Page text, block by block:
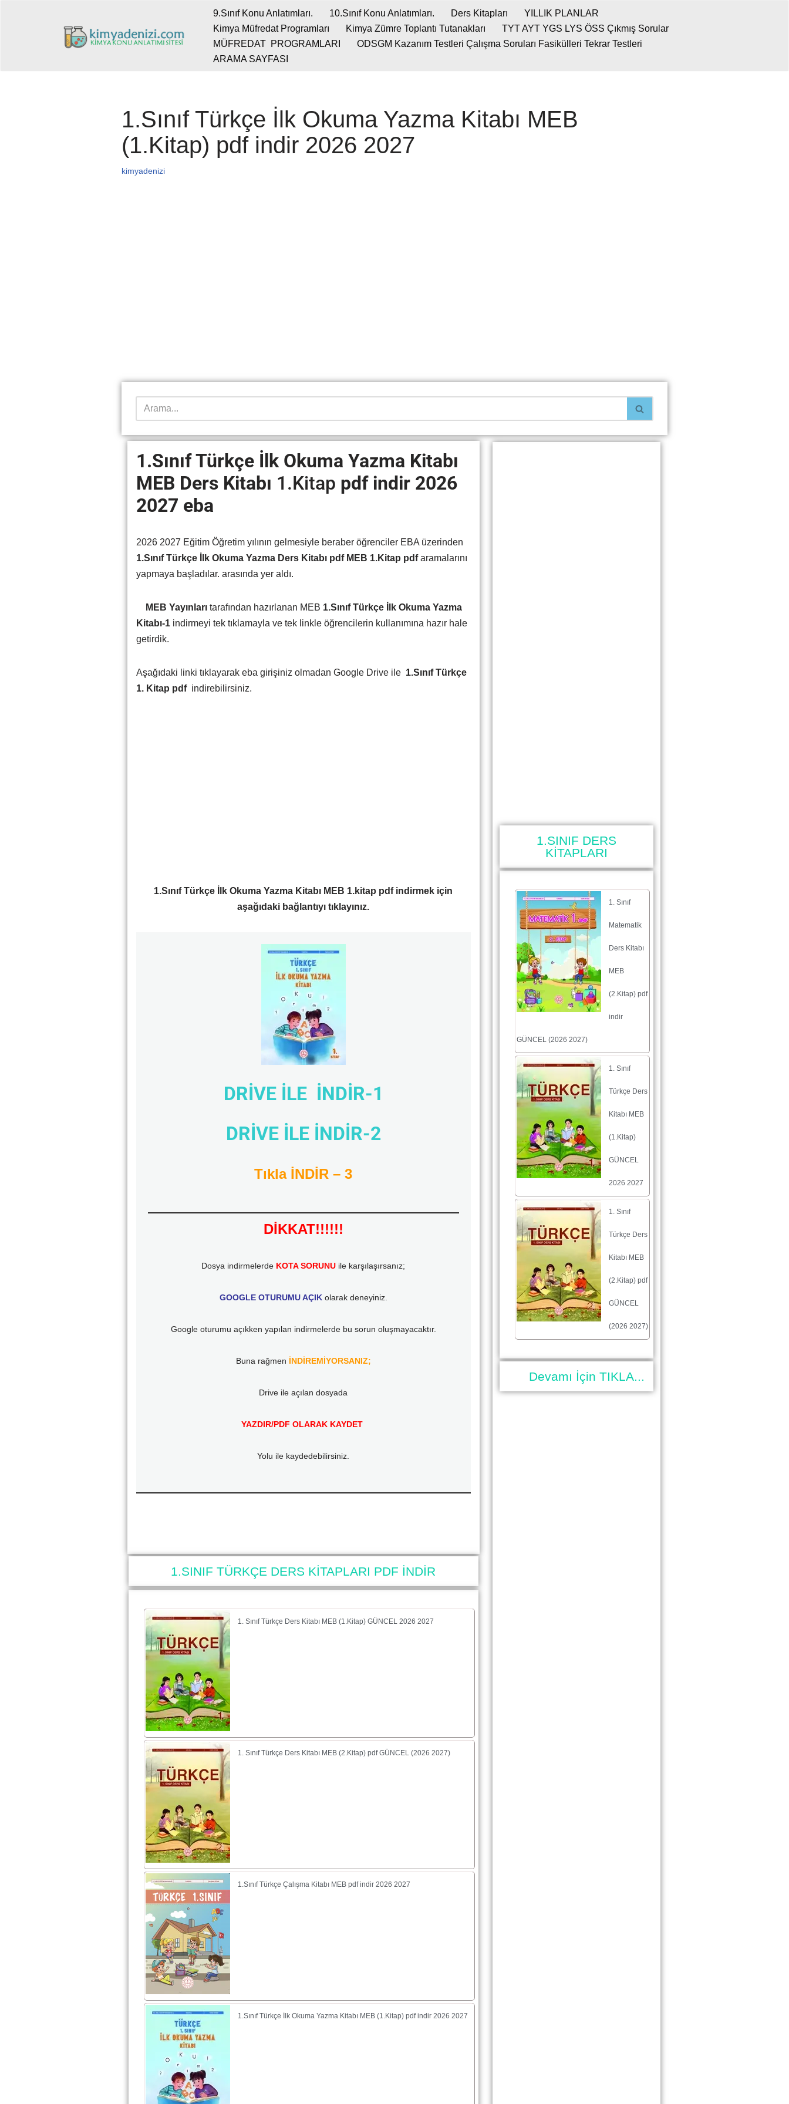
9.Sınıf Konu Anlatımları. 10.Sınıf Konu Anlatımları. Ders Kitapları
YILLIK PLANLAR
Kimya Müfredat Programları
Kimya Zümre Toplantı Tutanakları
TYT AYT YGS LYS ÖSS Çıkmış Sorular
MÜFREDAT PROGRAMLARI
ODSGM Kazanım Testleri Çalışma Soruları Fasikülleri Tekrar Testleri
ARAMA SAYFASI
1.Sınıf Türkçe İlk Okuma Yazma Kitabı MEB
(1.Kitap) pdf indir 2026 2027
kimyadenizi
1.Sınıf Türkçe İlk Okuma Yazma Kitabı
MEB Ders Kitabı 1.Kitap pdf indir 2026
2027 eba
2026 2027 Eğitim Öğretim yılının gelmesiyle beraber öğrenciler EBA üzerinden
1.Sınıf Türkçe İlk Okuma Yazma Ders Kitabı pdfMEB 1.Kitap pdfaramalarını
yapmaya başladılar. arasında yer aldı.
MEB Yayınlarıtarafından hazırlanan MEB 1.Sınıf Türkçe İlk Okuma Yazma
Kitabı-1 indirmeyi tek tıklamayla ve tek linkle öğrencilerin kullanımına hazır hale
getirdik.
Aşağıdaki linki tıklayarak eba girişiniz olmadan Google Drive ile 1.Sınıf Türkçe
1. Kitap pdf indirebilirsiniz.
1.Sınıf Türkçe İlk Okuma Yazma Kitabı MEB 1.kitap pdf indirmek için
aşağıdaki bağlantıyı tıklayınız.
DRİVE İLE İNDİR-1
DRİVE İLE İNDİR-2
Tıkla İNDİR – 3
DİKKAT!!!!!!
Dosya indirmelerde KOTA SORUNU ile karşılaşırsanız;
GOOGLE OTURUMU AÇIK olarak deneyiniz.
Google oturumu açıkken yapılan indirmelerde bu sorun oluşmayacaktır.
Buna rağmen İNDİREMİYORSANIZ;
Drive ile açılan dosyada
YAZDIR/PDF OLARAK KAYDET
Yolu ile kaydedebilirsiniz.
1.SINIF TÜRKÇE DERS KİTAPLARI PDF İNDİR
1. Sınıf Türkçe Ders Kitabı MEB (1.Kitap) GÜNCEL 2026 2027
1. Sınıf Türkçe Ders Kitabı MEB (2.Kitap) pdf GÜNCEL (2026 2027)
1.Sınıf Türkçe Çalışma Kitabı MEB pdf indir 2026 2027
1.Sınıf Türkçe İlk Okuma Yazma Kitabı MEB (1.Kitap) pdf indir 2026 2027
1.SINIF DERS
KİTAPLARI
1. Sınıf
Matematik
Ders Kitabı
MEB
(2.Kitap) pdf
indir
GÜNCEL (2026 2027)
1. Sınıf
Türkçe Ders
Kitabı MEB
(1.Kitap)
GÜNCEL
2026 2027
1. Sınıf
Türkçe Ders
Kitabı MEB
(2.Kitap) pdf
GÜNCEL
(2026 2027)
Devamı İçin TIKLA...